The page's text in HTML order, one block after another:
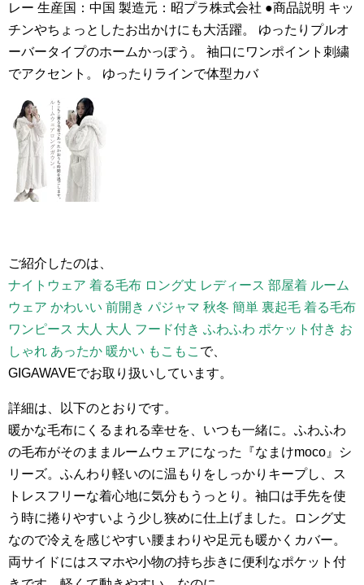
レー 生産国：中国 製造元：昭プラ株式会社 ●商品説明 キッ
チンやちょっとしたお出かけにも大活躍。 ゆったりプルオ
ーバータイプのホームかっぽう。 袖口にワンポイント刺繍
でアクセント。 ゆったりラインで体型カバ
ご紹介したのは、
ナイトウェア 着る毛布 ロング丈 レディース 部屋着 ルーム
ウェア かわいい 前開き パジャマ 秋冬 簡単 裏起毛 着る毛布
ワンピース 大人 大人 フード付き ふわふわ ポケット付き お
しゃれ あったか 暖かい もこもこ で、
GIGAWAVEでお取り扱いしています。
詳細は、以下のとおりです。
暖かな毛布にくるまれる幸せを、いつも一緒に。ふわふわ
の毛布がそのままルームウェアになった『なまけmoco』シ
リーズ。ふんわり軽いのに温もりをしっかりキープし、ス
トレスフリーな着心地に気分もうっとり。袖口は手先を使
う時に捲りやすいよう少し狭めに仕上げました。ロング丈
なので冷えを感じやすい腰まわりや足元も暖かくカバー。
両サイドにはスマホや小物の持ち歩きに便利なポケット付